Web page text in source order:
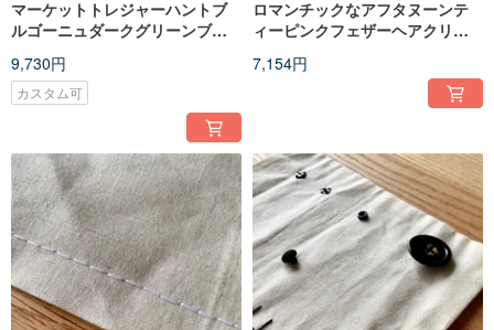
マーケットトレジャーハントブ
ルゴーニュダークグリーンブロ
9,730円
カスタム可
ロマンチックなアフタヌーンテ
ィーピンクフェザーヘアクリッ
7,154円